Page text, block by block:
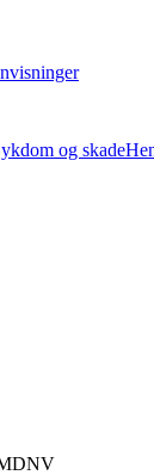
og skade
MDNV